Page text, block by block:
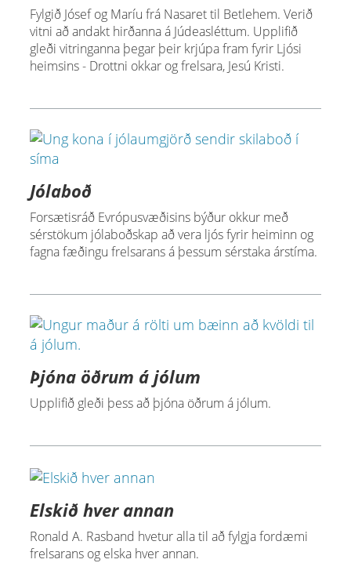
Fylgið Jósef og Maríu frá Nasaret til Betlehem. Verið
vitni að andakt hirðanna á Júdeasléttum. Upplifið
gleði vitringanna þegar þeir krjúpa fram fyrir Ljósi
heimsins - Drottni okkar og frelsara, Jesú Kristi.
Jólaboð
Forsætisráð Evrópusvæðisins býður okkur með
sérstökum jólaboðskap að vera ljós fyrir heiminn og
fagna fæðingu frelsarans á þessum sérstaka árstíma.
Þjóna öðrum á jólum
Upplifið gleði þess að þjóna öðrum á jólum.
Elskið hver annan
Ronald A. Rasband hvetur alla til að fylgja fordæmi
frelsarans og elska hver annan.